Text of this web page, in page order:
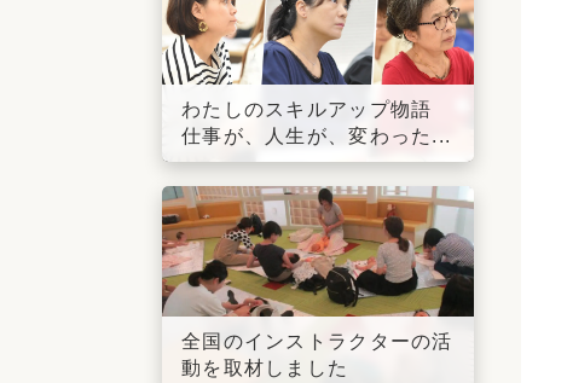
わたしのスキルアップ物語
仕事が、人生が、変わった...
全国のインストラクターの活
動を取材しました